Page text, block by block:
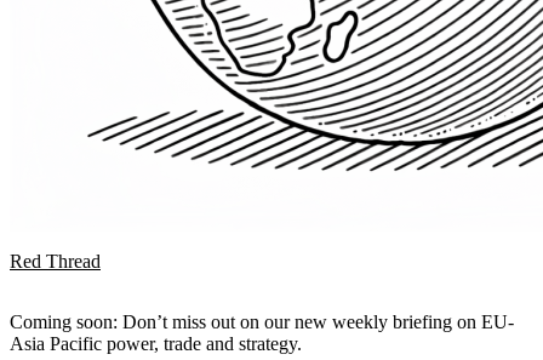
Red Thread
Coming soon: Don’t miss out on our new weekly briefing on EU-
Asia Pacific power, trade and strategy.